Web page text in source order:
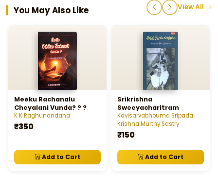
You May Also Like View All
Meeku Rachanalu
Cheyalani Vunda? ? ?
K K Raghunandana
₹350
Add to Cart
Srikrishna
Sweeyacharitram
Kavisarvabhouma Sripada
Krishna Murthy Sastry
₹150
Add to Cart